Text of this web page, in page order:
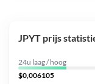
JPYT prijs
24u laag / hoog
$0,006105